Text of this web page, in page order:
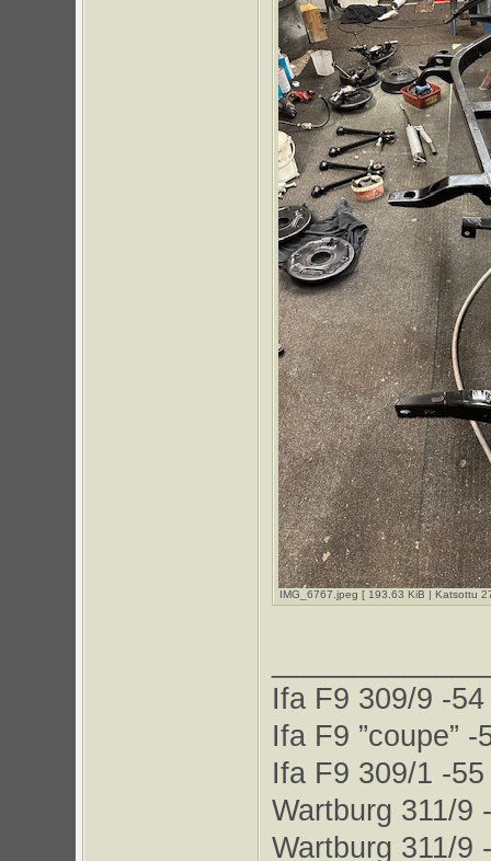
IMG_6767.jpeg [ 193.63 KiB | Katsottu
Ifa F9 309/9 -54
Ifa F9 ”coupe” -
Ifa F9 309/1 -55
Wartburg 311/9
Wartburg 311/9